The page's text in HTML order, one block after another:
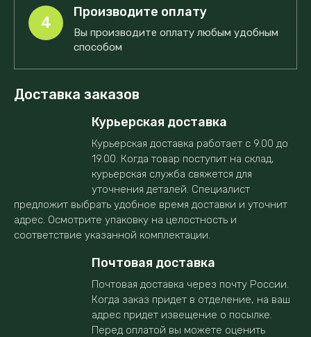
4
Производите оплату
Вы производите оплату любым удобным
способом
Доставка заказов
Курьерская доставка
Курьерская доставка работает с 9.00 до
19.00. Когда товар поступит на склад,
курьерская служба свяжется для
уточнения деталей. Специалист
предложит выбрать удобное время доставки и уточнит
адрес. Осмотрите упаковку на целостность и
соответствие указанной комплектации.
Почтовая доставка
Почтовая доставка через почту России.
Когда заказ придет в отделение, на ваш
адрес придет извещение о посылке.
Перед оплатой вы можете оценить